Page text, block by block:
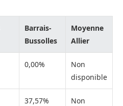
Barrais-
Bussolles
Moyenne
Allier
0,00%
Non
disponible
37,57%
Non